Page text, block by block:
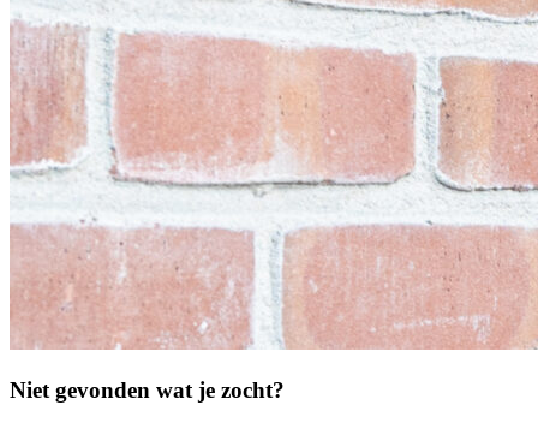
Niet gevonden wat je zocht?